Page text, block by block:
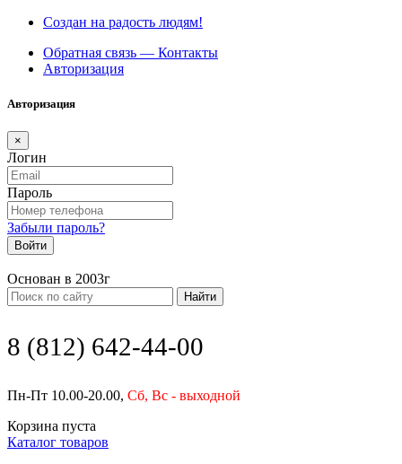
Создан на радость людям!
Обратная связь — Контакты
Авторизация
Авторизация
×
Логин
Пароль
Забыли пароль?
Войти
Основан в 2003г
Найти
8 (812) 642-44-00
Пн-Пт 10.00-20.00, Сб, Вс - выходной
Корзина пуста
Каталог товаров